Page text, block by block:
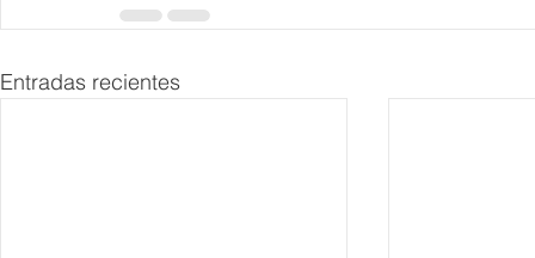
Entradas recientes